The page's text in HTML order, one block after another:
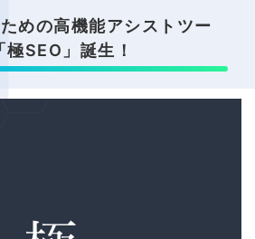
めの高機能アシストツー
極SEO」誕生！